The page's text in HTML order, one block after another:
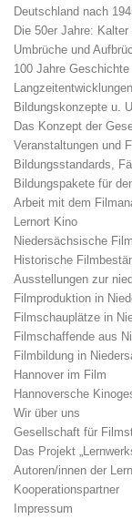
Deutschland nach
Die 50er Jahre:
Umbrüche und
100 Jahre
Langzeitentwicklungen
Bildungskonzepte u.
Das Konzept der
Veranstaltungen und
Bildungsstandards,
Bildungspakete für
Arbeit mit dem
Lernort Kino
Niedersächsische
Historische
Ausstellungen zur
Filmproduktion in
Filmschauplätze in
Filmschaffende aus
Filmbildung in
Hannover im Film
Hannoversche
Wir über uns
Gesellschaft für
Das Projekt
Autoren/innen der
Kooperationspartner
Impressum